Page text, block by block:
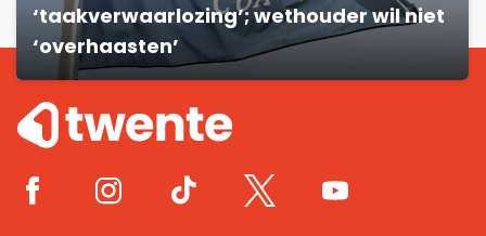
‘taakverwaarlozing’; wethouder wil niet
‘overhaasten’